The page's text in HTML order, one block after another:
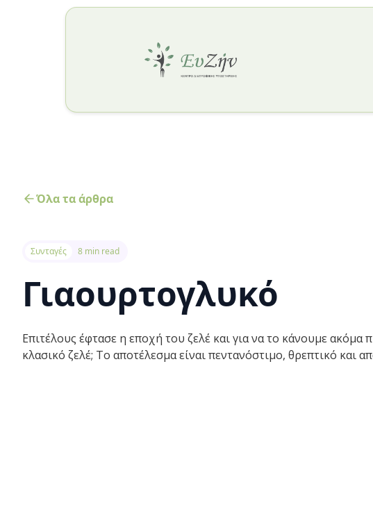
Όλα τα άρθρα
Συνταγές 8 min read
Γιαουρτογλυκό
Επιτέλους έφτασε η εποχή του ζελέ και για να το κάνουμε ακόμα
κλασικό ζελέ; Το αποτέλεσμα είναι πεντανόστιμο, θρεπτικό και